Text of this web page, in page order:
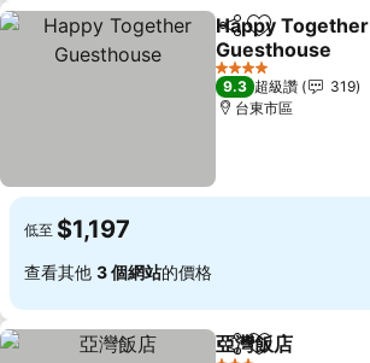
分享 加入我的最愛
Happy Together
Guesthouse
查看價格
4 星級
9.3 超級讚
319
台東市區
低至 $1,197
查看其他 3 個網站的價格
分享 加入我的最愛
亞灣飯店